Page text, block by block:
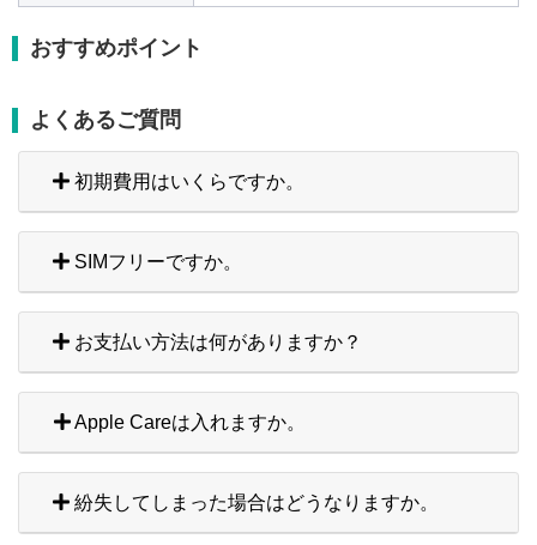
おすすめポイント
よくあるご質問
初期費用はいくらですか。
SIMフリーですか。
お支払い方法は何がありますか？
Apple Careは入れますか。
紛失してしまった場合はどうなりますか。